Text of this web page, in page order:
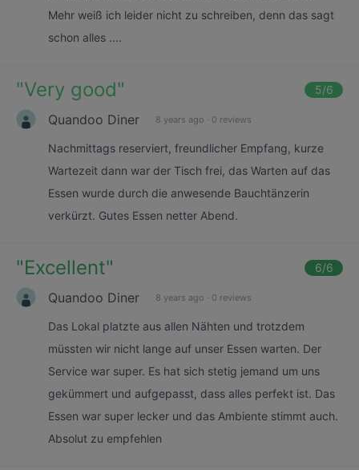
Mehr weiß ich leider nicht zu schreiben, denn das sagt
schon alles ....
"Very good" 5/6
Quandoo Diner 8 years ago · 0 reviews
Nachmittags reserviert, freundlicher Empfang, kurze
Wartezeit dann war der Tisch frei, das Warten auf das
Essen wurde durch die anwesende Bauchtänzerin
verkürzt. Gutes Essen netter Abend.
"Excellent" 6/6
Quandoo Diner 8 years ago · 0 reviews
Das Lokal platzte aus allen Nähten und trotzdem
müssten wir nicht lange auf unser Essen warten. Der
Service war super. Es hat sich stetig jemand um uns
gekümmert und aufgepasst, dass alles perfekt ist. Das
Essen war super lecker und das Ambiente stimmt auch.
Absolut zu empfehlen